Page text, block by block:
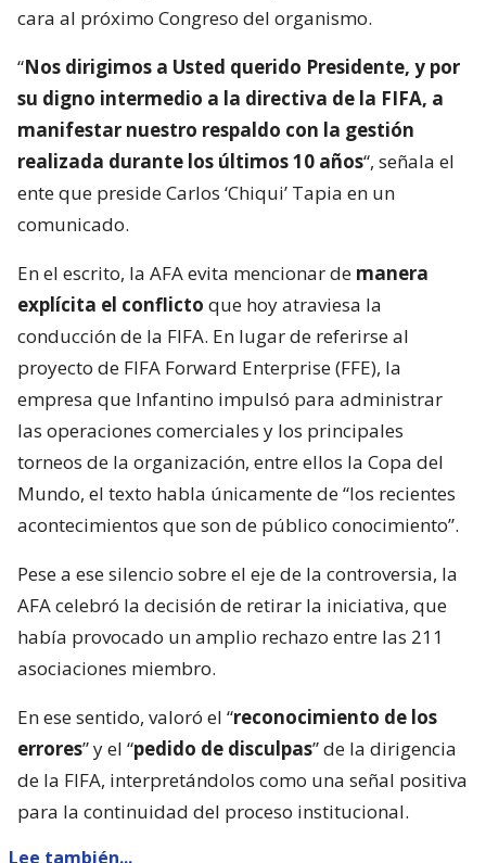
cara al próximo Congreso del organismo.
“Nos dirigimos a Usted querido Presidente, y por
su digno intermedio a la directiva de la FIFA, a
manifestar nuestro respaldo con la gestión
realizada durante los últimos 10 años“, señala el
ente que preside Carlos ‘Chiqui’ Tapia en un
comunicado.
En el escrito, la AFA evita mencionar de manera
explícita el conflicto que hoy atraviesa la
conducción de la FIFA. En lugar de referirse al
proyecto de FIFA Forward Enterprise (FFE), la
empresa que Infantino impulsó para administrar
las operaciones comerciales y los principales
torneos de la organización, entre ellos la Copa del
Mundo, el texto habla únicamente de “los recientes
acontecimientos que son de público conocimiento”.
Pese a ese silencio sobre el eje de la controversia, la
AFA celebró la decisión de retirar la iniciativa, que
había provocado un amplio rechazo entre las 211
asociaciones miembro.
En ese sentido, valoró el “reconocimiento de los
errores” y el “pedido de disculpas” de la dirigencia
de la FIFA, interpretándolos como una señal positiva
para la continuidad del proceso institucional.
Lee también...